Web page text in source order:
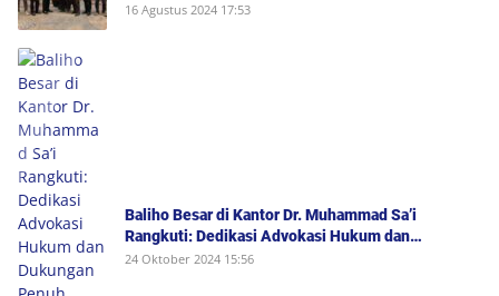
16 Agustus 2024 17:53
Baliho Besar di Kantor Dr. Muhammad Sa’i
Rangkuti: Dedikasi Advokasi Hukum dan
Dukungan Penuh untuk Bobby-Surya di Pilgub
24 Oktober 2024 15:56